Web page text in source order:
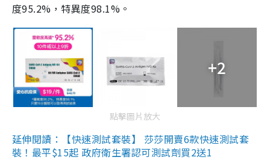
度95.2%，特異度98.1%。
+2
點擊圖片放大
延伸閱讀：【快速測試套裝】 莎莎開賣6款快速測試套
裝！最平$15起 政府衛生署認可測試劑買2送1